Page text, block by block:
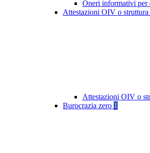
Oneri informativi per
Attestazioni OIV o struttura
Attestazioni OIV o
Burocrazia zero 1